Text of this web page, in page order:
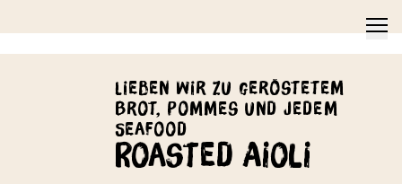
Lieben wir zu geröstetem
Brot, Pommes und jedem
Seafood
Roasted Aioli